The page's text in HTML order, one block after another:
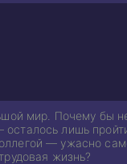
мир. Почему бы
лишь
— ужасно
жизнь?